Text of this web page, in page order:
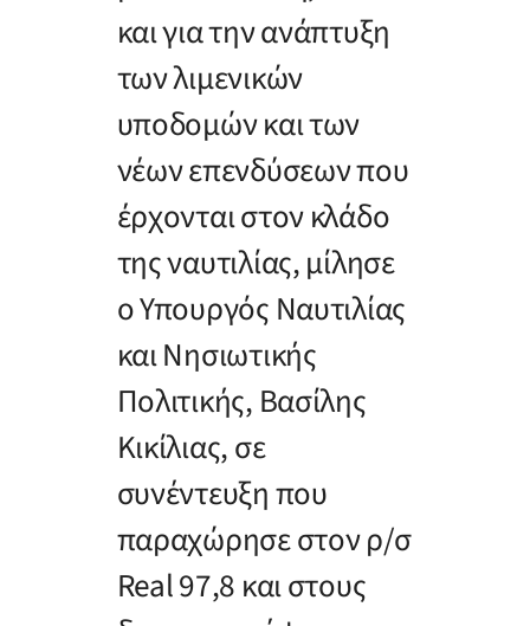
και για την ανάπτυξη
των λιμενικών
υποδομών και των
νέων επενδύσεων που
έρχονται στον κλάδο
της ναυτιλίας, μίλησε
ο Υπουργός Ναυτιλίας
και Νησιωτικής
Πολιτικής, Βασίλης
Κικίλιας, σε
συνέντευξη που
παραχώρησε στον ρ/σ
Real 97,8 και στους